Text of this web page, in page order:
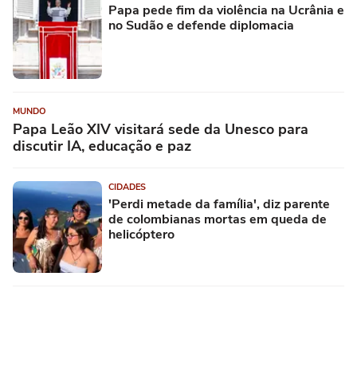
Papa pede fim da violência na Ucrânia e
no Sudão e defende diplomacia
MUNDO
Papa Leão XIV visitará sede da Unesco para
discutir IA, educação e paz
CIDADES
'Perdi metade da família', diz parente
de colombianas mortas em queda de
helicóptero